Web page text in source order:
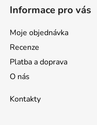
Informace pro vás
Moje objednávka
Recenze
Platba a doprava
O nás
Kontakty